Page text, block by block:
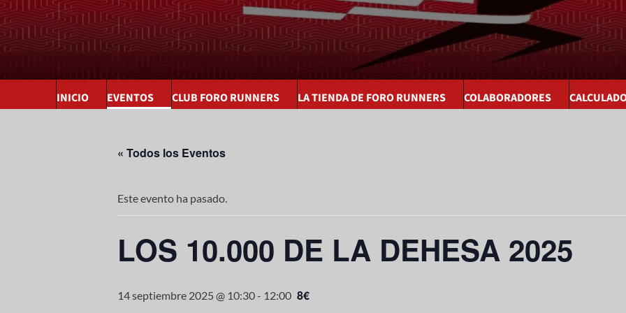
INICIO EVENTOS CLUB FORO RUNNERS LA TIENDA DE FORO RUNNERS COLABORADORES
« Todos los Eventos
Este evento ha pasado.
LOS 10.000 DE LA DEHESA 2025
14 septiembre 2025 @ 10:30- 12:00 8€